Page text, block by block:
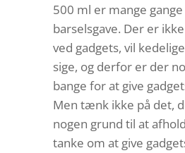
500 ml er mange
barselsgave. Der er
ved gadgets, vil
sige, og derfor er der
bange for at give
Men tænk ikke på det,
nogen grund til at
tanke om at give